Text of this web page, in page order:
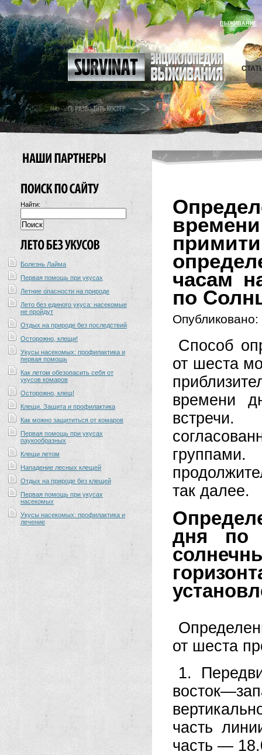
ВЫЖИВАНИЕ
Найти:
Болезнь Лайма
Первая помощь при укусах
Летние опасности на природе
Лето без единого укуса: насекомые
не пройдут
Отдых на природе без последствий
Осторожно, клещи!
Укусы насекомых: профилактика и
первая помощь
Как летом обезопасить себя от
укусов комаров
Осторожно, клещ!
Клещи. Защита и профилактика
Как можно защититься от комаров
Первая помощь при укусах
паукообразных
Клещи летом
Нападение лесных клещей
Отдых на природе без клещей
Первая помощь при укусах
насекомых
Укусы насекомых: профилактика и
лечение
часам
по
Опубликовано:
Способ
от шеста
времени
так далее.
дня по
от шеста
1.
часть
часть —